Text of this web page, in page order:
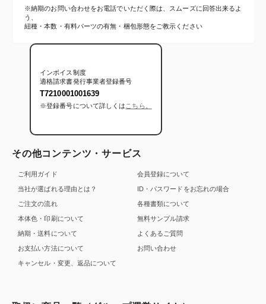
※納期のお問い合わせをお電話でいただく際は、スムーズに回答出来るよ
う、
紐種・本数・有料パーツの有無・梱包形態をご教示ください
インボイス制度
適格請求書発行事業者登録番号
T7210001001639
※登録番号について詳しくは こちら。
その他コンテンツ・サービス
ご利用ガイド
当社が選ばれる理由とは？
ご注文の流れ
本体色・印刷について
納期・送料について
お支払い方法について
キャンセル・変更、返品について
会員登録について
ID・パスワードをお忘れの場合
各種書類について
無料サンプル請求
よくあるご質問
お問い合わせ